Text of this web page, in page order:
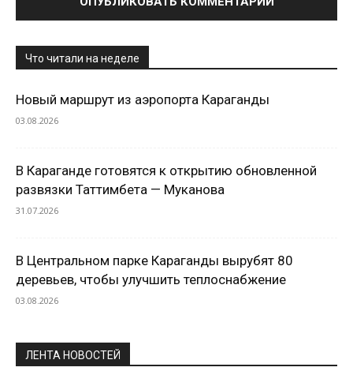
Что читали на неделе
Новый маршрут из аэропорта Караганды
03.08.2026
В Караганде готовятся к открытию обновленной
развязки Таттимбета — Муканова
31.07.2026
В Центральном парке Караганды вырубят 80
деревьев, чтобы улучшить теплоснабжение
03.08.2026
ЛЕНТА НОВОСТЕЙ